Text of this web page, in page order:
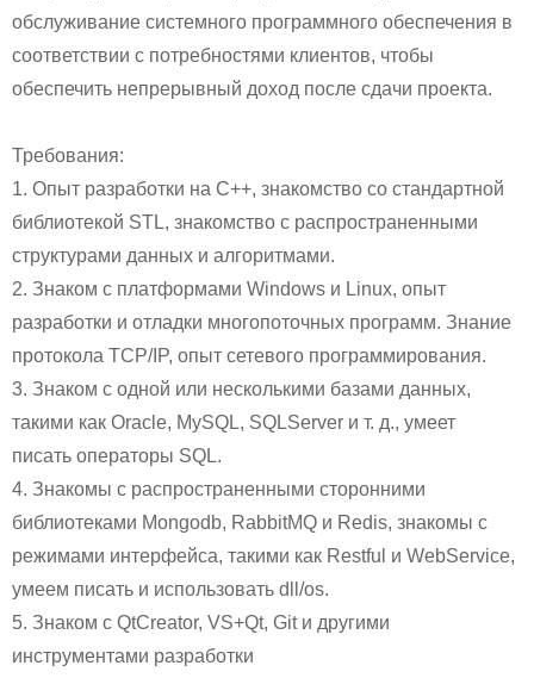
обслуживание системного программного обеспечения в
соответствии с потребностями клиентов, чтобы
обеспечить непрерывный доход после сдачи проекта.
Требования:
1. Опыт разработки на C++, знакомство со стандартной
библиотекой STL, знакомство с распространенными
структурами данных и алгоритмами.
2. Знаком с платформами Windows и Linux, опыт
разработки и отладки многопоточных программ. Знание
протокола TCP/IP, опыт сетевого программирования.
3. Знаком с одной или несколькими базами данных,
такими как Oracle, MySQL, SQLServer и т. д., умеет
писать операторы SQL.
4. Знакомы с распространенными сторонними
библиотеками Mongodb, RabbitMQ и Redis, знакомы с
режимами интерфейса, такими как Restful и WebService,
умеем писать и использовать dll/os.
5. Знаком с QtCreator, VS+Qt, Git и другими
инструментами разработки